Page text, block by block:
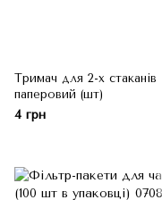
Тримач для 2-х стаканів
паперовий (шт)
4 грн